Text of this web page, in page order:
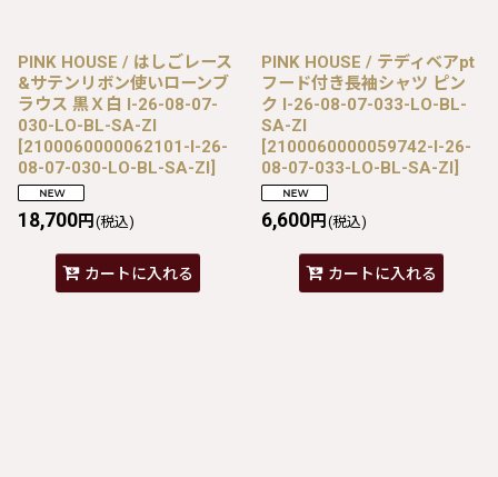
PINK HOUSE / はしごレース
&サテンリボン使いローンブ
ラウス 黒Ｘ白 I-26-08-07-
030-LO-BL-SA-ZI
[2100060000062101-I-26-
08-07-030-LO-BL-SA-ZI]
18,700円 (税込)
カートに入れる
PINK HOUSE / テディベアpt
フード付き長袖シャツ ピン
ク I-26-08-07-033-LO-BL-
SA-ZI
[2100060000059742-I-26-
08-07-033-LO-BL-SA-ZI]
6,600円 (税込)
カートに入れる